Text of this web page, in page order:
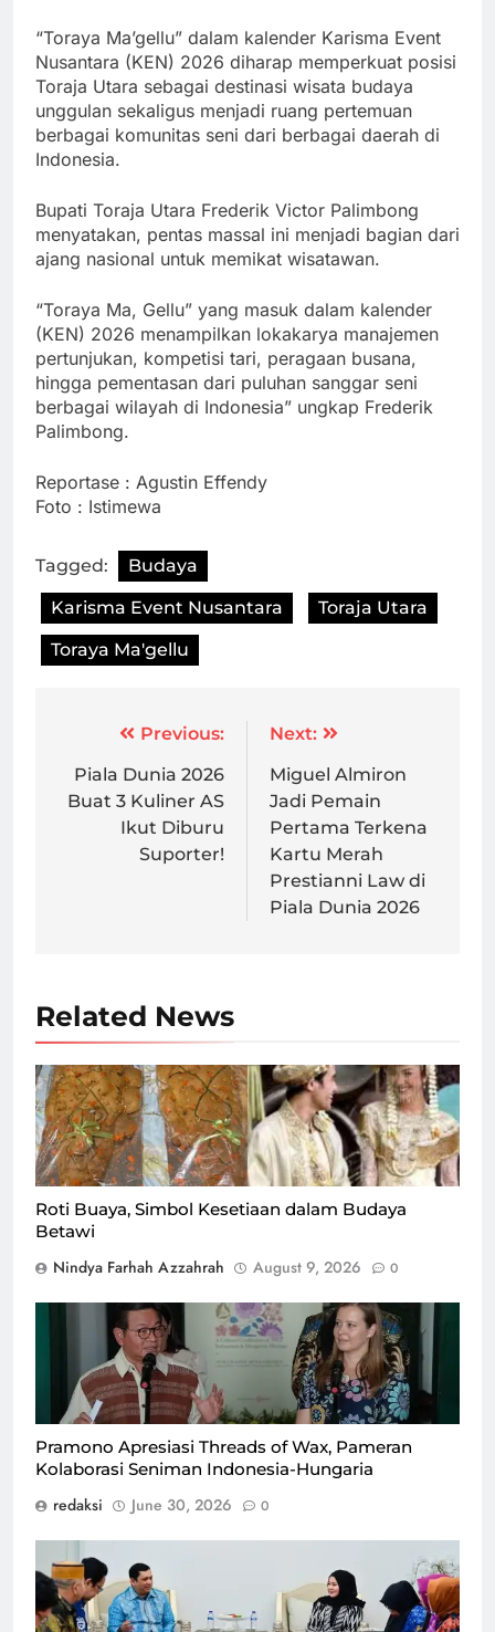
“Toraya Ma’gellu” dalam kalender Karisma Event
Nusantara (KEN) 2026 diharap memperkuat posisi
Toraja Utara sebagai destinasi wisata budaya
unggulan sekaligus menjadi ruang pertemuan
berbagai komunitas seni dari berbagai daerah di
Indonesia.
Bupati Toraja Utara Frederik Victor Palimbong
menyatakan, pentas massal ini menjadi bagian dari
ajang nasional untuk memikat wisatawan.
“Toraya Ma, Gellu” yang masuk dalam kalender
(KEN) 2026 menampilkan lokakarya manajemen
pertunjukan, kompetisi tari, peragaan busana,
hingga pementasan dari puluhan sanggar seni
berbagai wilayah di Indonesia” ungkap Frederik
Palimbong.
Reportase : Agustin Effendy
Foto : Istimewa
Tagged:
Budaya
Karisma Event Nusantara
Toraja Utara
Toraya Ma'gellu
navigation
Previous:
Piala Dunia 2026
Buat 3 Kuliner AS
Ikut Diburu
Suporter!
Next:
Miguel Almiron
Jadi Pemain
Pertama Terkena
Kartu Merah
Prestianni Law di
Piala Dunia 2026
Related News
Roti Buaya dalam budaya Betawi (terutama pada acara
lamaran atau pernikahan) disimbolkan sebagai harapan
akan menjaga komitmen dan bertahan bersama dalam
mengarungi bahtera rumah tangga/Foto : Dok. GPriority
(Nindya) dan ilustrasi Dok. Istimewa
Roti Buaya, Simbol Kesetiaan dalam Budaya
Betawi
Nindya Farhah Azzahrah August 9, 2026 0
Pramono Apresiasi Threads of Wax, Pameran
Kolaborasi Seniman Indonesia-Hungaria
redaksi June 30, 2026 0